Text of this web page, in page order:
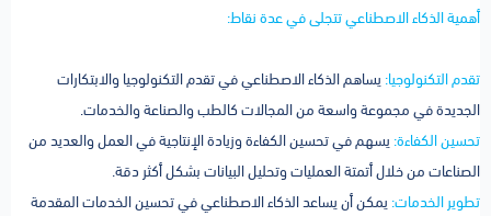
أهمية الذكاء الاصطناعي تتجلى في عدة نقاط:
تقدم التكنولوجيا:يساهم الذكاء الاصطناعي في تقدم التكنولوجيا والابتكارات
الجديدة في مجموعة واسعة من المجالات كالطب والصناعة والخدمات.
تحسين الكفاءة:يسهم في تحسين الكفاءة وزيادة الإنتاجية في العمل والعديد من
الصناعات من خلال أتمتة العمليات وتحليل البيانات بشكل أكثر دقة.
تطوير الخدمات:يمكن أن يساعد الذكاء الاصطناعي في تحسين الخدمات المقدمة